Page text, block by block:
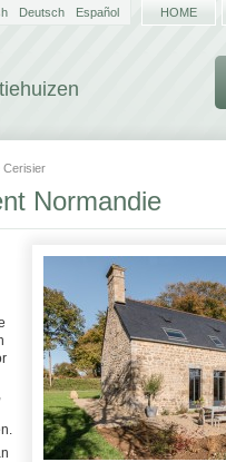
Deutsch Español HOME
Cerisier
Normandie